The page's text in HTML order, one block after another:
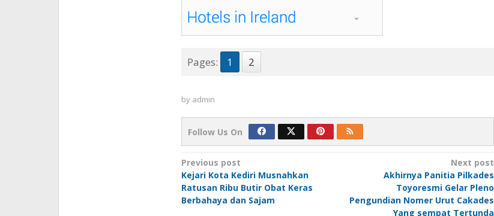
Pages: 1 2
by admin
Follow Us On
Post
navigation
Previous post
Kejari Kota Kediri Musnahkan
Ratusan Ribu Butir Obat Keras
Berbahaya dan Sajam
Next post
Akhirnya Panitia Pilkades
Toyoresmi Gelar Pleno
Pengundian Nomer Urut Cakades
Yang sempat Tertunda